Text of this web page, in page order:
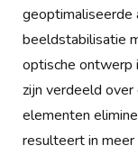
geoptimaliseerde
beeldstabilisatie
optische
zijn verdeeld
elementen
resulteert in